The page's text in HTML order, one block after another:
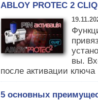
ABLOY PROTEC 2
вы.
после активации
5 основных